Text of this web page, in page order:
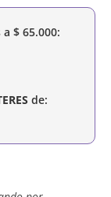
a $ 65.000:
de: